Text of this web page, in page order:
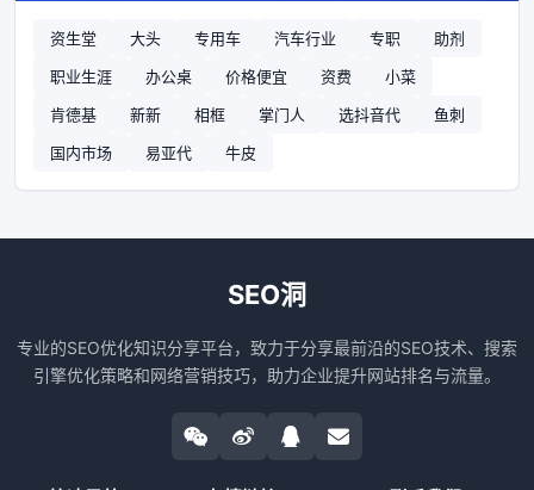
资生堂 大头 专用车 汽车行业 专职
助剂
职业生涯
办公桌 价格便宜 资费
小菜
肯德基
新新 相框 掌门人 选抖音代
鱼刺
国内市场
易亚代 牛皮
SEO洞
专业的SEO优化知识分享平台，致力于分享最前沿的SEO技术、搜索
引擎优化策略和网络营销技巧，助力企业提升网站排名与流量。